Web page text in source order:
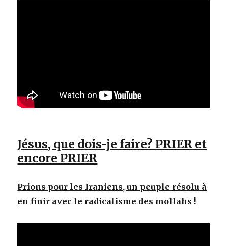
Jésus, que dois-je faire? PRIER et
encore PRIER
Prions pour les Iraniens, un peuple résolu à
en finir avec le radicalisme des mollahs !